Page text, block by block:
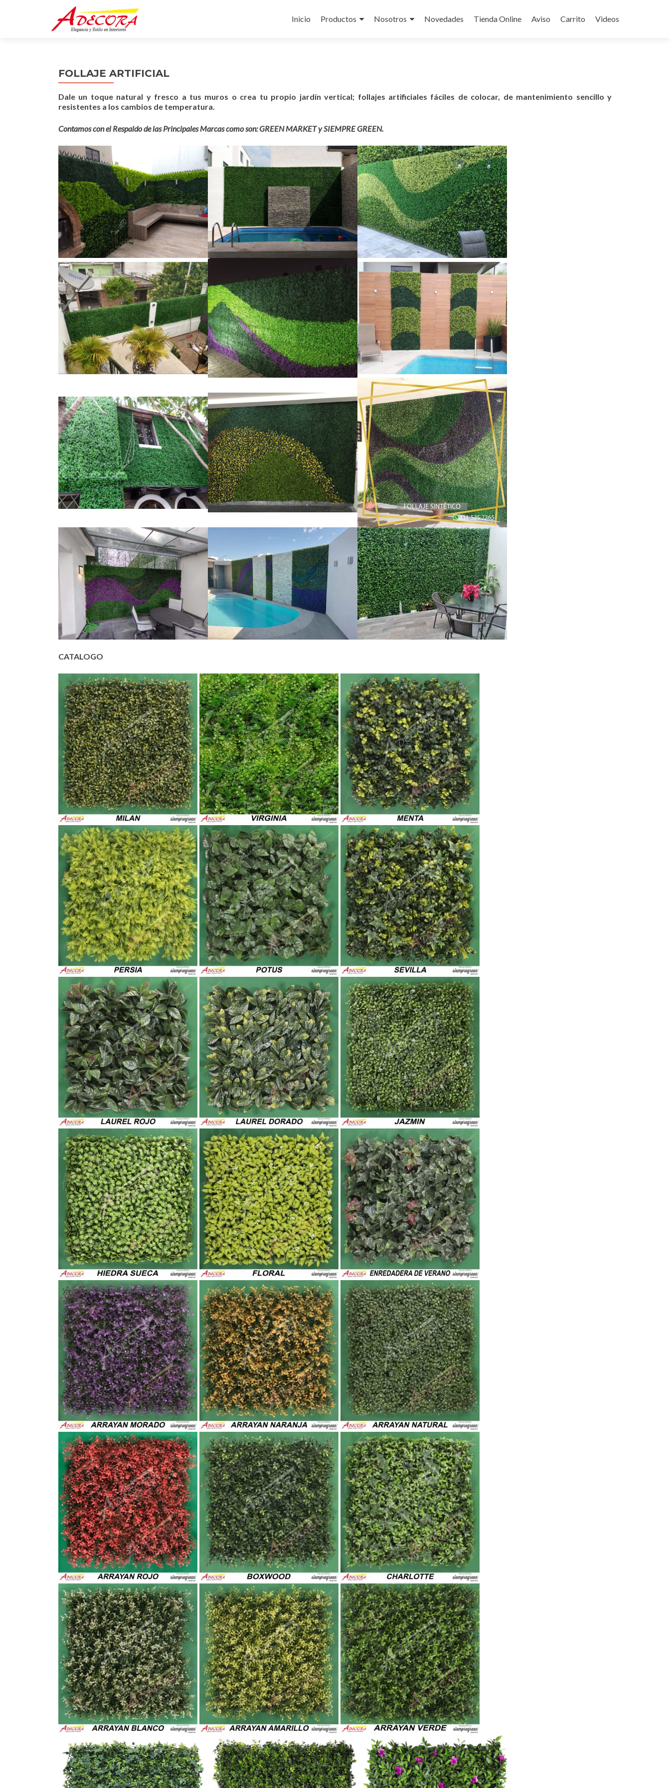
to
Inicio Productos Nosotros Novedades Tienda Online Aviso Carrito Videos
FOLLAJE ARTIFICIAL
Dale un toque natural y fresco a tus muros o crea tu propio jardín vertical; follajes artificiales fáciles de colocar, de mantenimiento sencillo y
resistentes a los cambios de temperatura.
Contamos con el Respaldo de las Principales Marcas como son: GREEN MARKET y SIEMPRE GREEN.
CATALOGO